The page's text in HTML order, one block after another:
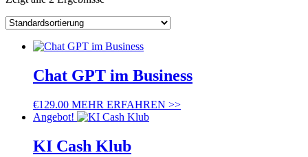
Chat GPT im Business
€129.00 MEHR ERFAHREN >>
Angebot!
KI Cash Klub